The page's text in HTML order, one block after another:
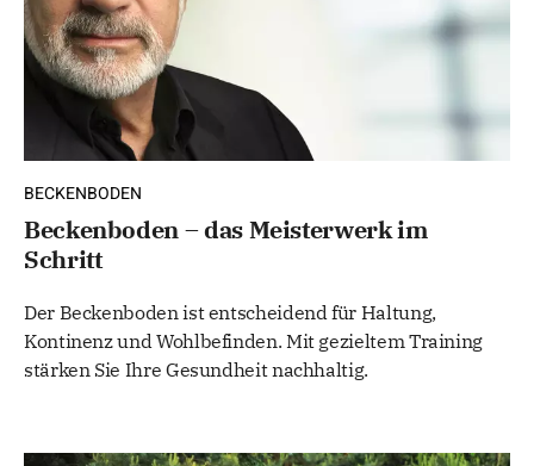
BECKENBODEN
Beckenboden – das Meisterwerk im
Schritt
Der Beckenboden ist entscheidend für Haltung,
Kontinenz und Wohlbefinden. Mit gezieltem Training
stärken Sie Ihre Gesundheit nachhaltig.